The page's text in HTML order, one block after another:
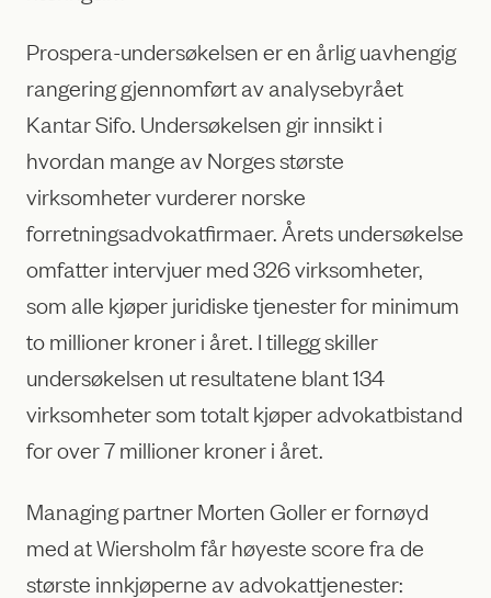
Prospera-undersøkelsen er en årlig uavhengig
rangering gjennomført av analysebyrået
Kantar Sifo. Undersøkelsen gir innsikt i
hvordan mange av Norges største
virksomheter vurderer norske
forretningsadvokatfirmaer. Årets undersøkelse
omfatter intervjuer med 326 virksomheter,
som alle kjøper juridiske tjenester for minimum
to millioner kroner i året. I tillegg skiller
undersøkelsen ut resultatene blant 134
virksomheter som totalt kjøper advokatbistand
for over 7 millioner kroner i året.
Managing partner Morten Goller er fornøyd
med at Wiersholm får høyeste score fra de
største innkjøperne av advokattjenester: